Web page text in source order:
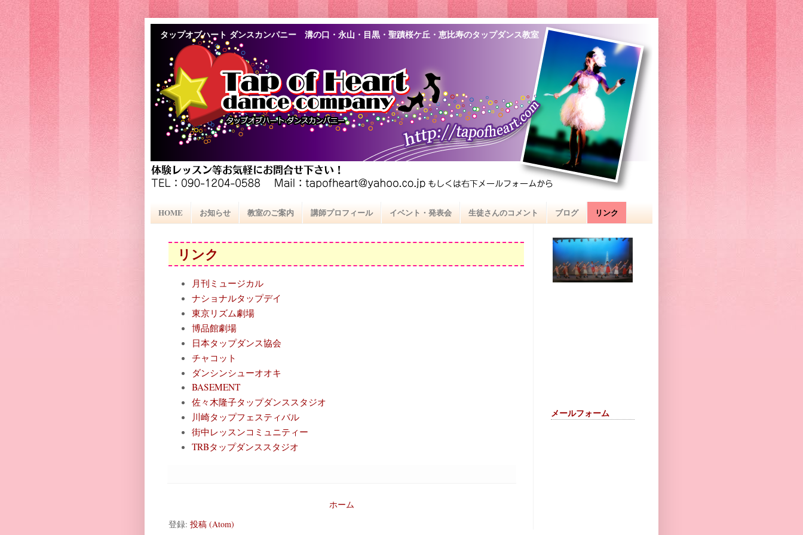
タップオブハート ダンスカンパニー 溝の口・永山・目黒・聖蹟桜ケ丘・恵比寿のタップダンス教室
HOME お知らせ 教室のご案内 講師プロフィール イベント・発表会 生徒さんのコメント ブログ リンク
リンク
月刊ミュージカル
ナショナルタップデイ
東京リズム劇場
博品館劇場
日本タップダンス協会
チャコット
ダンシンシューオオキ
BASEMENT
佐々木隆子タップダンススタジオ
川崎タップフェスティバル
街中レッスンコミュニティー
TRBタップダンススタジオ
ホーム
登録: 投稿 (Atom)
メールフォーム